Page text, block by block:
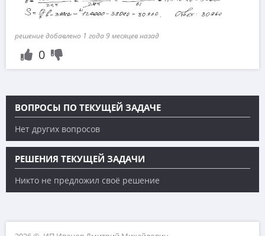
решение добавлено 1 года 9 месяцев назад
0
ВОПРОСЫ ПО ТЕКУЩЕЙ ЗАДАЧЕ
Нет других вопросов
РЕШЕНИЯ ТЕКУЩЕЙ ЗАДАЧИ
Никто не предложил своё решение